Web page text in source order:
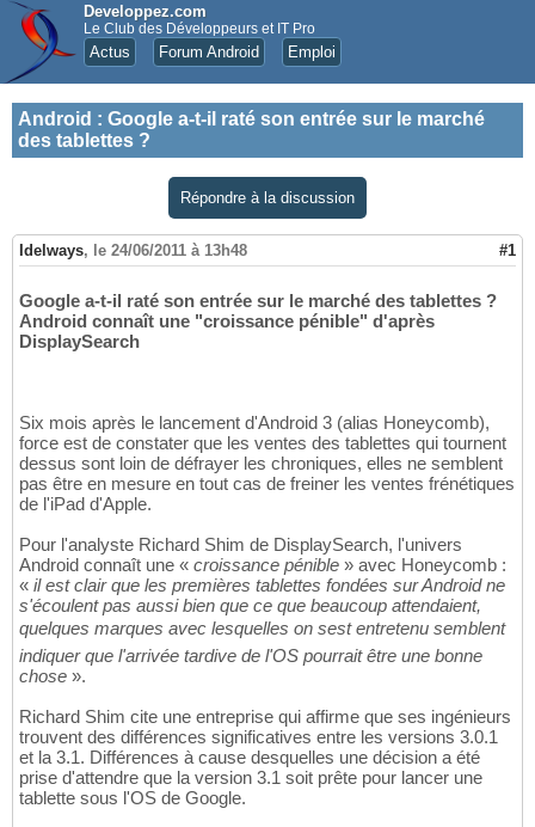
Developpez.com
Le Club des Développeurs et IT Pro
Actus Forum Android Emploi
Android : Google a-t-il raté son entrée sur le marché
des tablettes ?
Répondre à la discussion
Idelways, le 24/06/2011 à 13h48 #1
Google a-t-il raté son entrée sur le marché des tablettes ?
Android connaît une "croissance pénible" d'après
DisplaySearch
Six mois après le lancement d'Android 3 (alias Honeycomb),
force est de constater que les ventes des tablettes qui tournent
dessus sont loin de défrayer les chroniques, elles ne semblent
pas être en mesure en tout cas de freiner les ventes frénétiques
de l'iPad d'Apple.
Pour l'analyste Richard Shim de DisplaySearch, l'univers
Android connaît une « croissance pénible » avec Honeycomb :
« il est clair que les premières tablettes fondées sur Android ne
s'écoulent pas aussi bien que ce que beaucoup attendaient,
quelques marques avec lesquelles on sest entretenu semblent
indiquer que l'arrivée tardive de l'OS pourrait être une bonne
chose ».
Richard Shim cite une entreprise qui affirme que ses ingénieurs
trouvent des différences significatives entre les versions 3.0.1
et la 3.1. Différences à cause desquelles une décision a été
prise d'attendre que la version 3.1 soit prête pour lancer une
tablette sous l'OS de Google.